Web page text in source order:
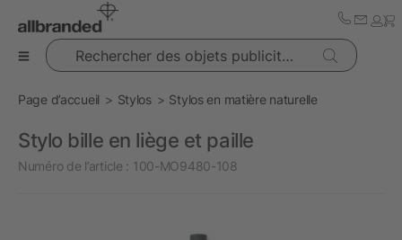
Rechercher des objets publicitaires
Page d’accueil Stylos Stylos en matière naturelle
Stylo bille en liège et paille
Numéro de l’article : 100-MO9480-108